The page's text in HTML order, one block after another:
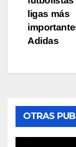
ligas más
Adidas
OTRAS